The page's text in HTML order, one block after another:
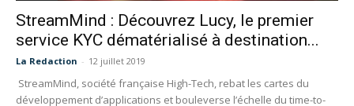
StreamMind : Découvrez Lucy, le premier
service KYC dématérialisé à destination...
La Redaction - 12 juillet 2019
StreamMind, société française High-Tech, rebat les cartes du
développement d’applications et bouleverse l’échelle du time-to-